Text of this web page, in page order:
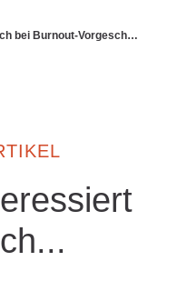
Wie ich bei Burnout-Vorgeschichte gute Chancen behalte